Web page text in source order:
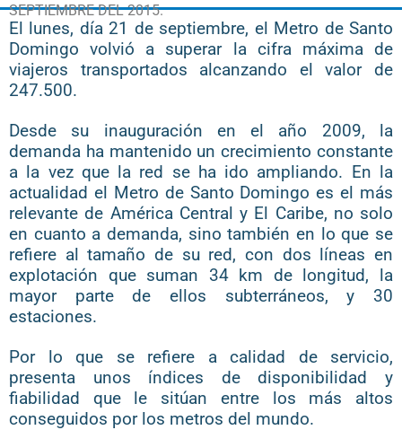
SEPTIEMBRE DEL 2015.
El lunes, día 21 de septiembre, el Metro de Santo
Domingo volvió a superar la cifra máxima de
viajeros transportados alcanzando el valor de
247.500.
Desde su inauguración en el año 2009, la
demanda ha mantenido un crecimiento constante
a la vez que la red se ha ido ampliando. En la
actualidad el Metro de Santo Domingo es el más
relevante de América Central y El Caribe, no solo
en cuanto a demanda, sino también en lo que se
refiere al tamaño de su red, con dos líneas en
explotación que suman 34 km de longitud, la
mayor parte de ellos subterráneos, y 30
estaciones.
Por lo que se refiere a calidad de servicio,
presenta unos índices de disponibilidad y
fiabilidad que le sitúan entre los más altos
conseguidos por los metros del mundo.